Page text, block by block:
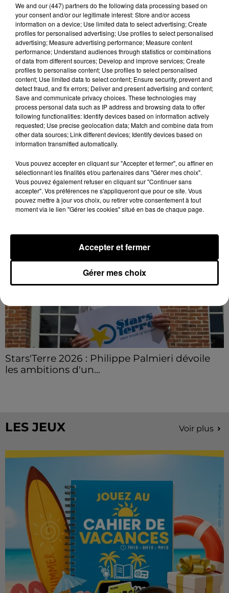
Loir-et-Cher : un pyromane interpellé grâce
au sang-froid des...
Samedi 25 juillet, plus d'une dizaine de feux de
champs et de sous-bois ont été déclenchés dans le
secteur de Fontaine-les-Côteaux, Montoire et Lunay.
Grâce...
LE GRAND FORMAT Voir plus
Stars'Terre 2026 : Philippe Palmieri dévoile
les ambitions d'un...
LES JEUX Voir plus
We and our (447) partnersdo the following data processing based on
your consent and/or our legitimate interest: Store and/or access
information on a device; Use limited data to select advertising; Create
profiles for personalised advertising; Use profiles to select personalised
advertising; Measure advertising performance; Measure content
performance; Understand audiences through statistics or combinations
of data from different sources; Develop and improve services; Create
profiles to personalise content; Use profiles to select personalised
content; Use limited data to select content; Ensure security, prevent and
detect fraud, and fix errors; Deliver and present advertising and content;
Save and communicate privacy choices. These technologies may
process personal data such as IP address and browsing data to offer
following functionalities: Identify devices based on information actively
requested; Use precise geolocation data; Match and combine data from
other data sources; Link different devices; Identify devices based on
information transmitted automatically.
Vous pouvez accepter en cliquant sur "Accepter et fermer", ou affiner en
sélectionnant les finalités et/ou partenaires dans "Gérer mes choix".
Vous pouvez également refuser en cliquant sur "Continuer sans
accepter". Vos préférences ne s'appliqueront que pour ce site. Vous
pouvez mettre à jour vos choix, ou retirer votre consentement à tout
moment via le lien "Gérer les cookies" situé en bas de chaque page.
Gérer mes choix
Accepter et fermer